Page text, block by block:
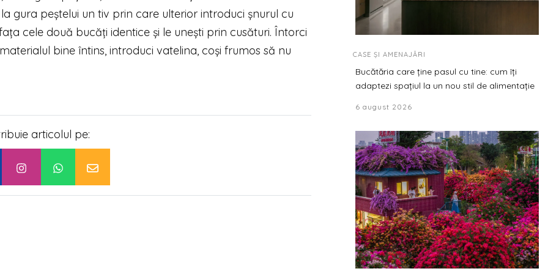
gura peștelui un tiv prin care ulterior introduci șnurul cu
cele două bucăți identice și le unești prin cusături. Întorci
bine întins, introduci vatelina, coși frumos să nu
articolul pe:
CASE ȘI AMENAJĂRI
Bucătăria care ține pasul cu tine: cum îți
adaptezi spațiul la un nou stil de alimentație
6 august 2026